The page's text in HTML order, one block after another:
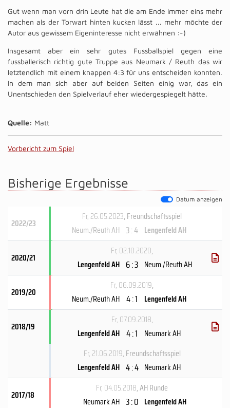
Gut wenn man vorn drin Leute hat die am Ende immer eins mehr
machen als der Torwart hinten kucken lässt ... mehr möchte der
Autor aus gewissem Eigeninteresse nicht erwähnen :-)
Insgesamt aber ein sehr gutes Fussballspiel gegen eine
fussballerisch richtig gute Truppe aus Neumark / Reuth das wir
letztendlich mit einem knappen 4:3 für uns entscheiden konnten.
In dem man sich aber auf beiden Seiten einig war, das ein
Unentschieden den Spielverlauf eher wiedergespiegelt hätte.
Quelle: Matt
Vorbericht zum Spiel
Bisherige Ergebnisse
Datum anzeigen
2022/23
Fr, 26.05.2023, Freundschaftsspiel
Neum./Reuth AH 3 : 4 Lengenfeld AH
2020/21
Fr, 02.10.2020,
Lengenfeld AH 6 : 3 Neum./Reuth AH
2019/20
Fr, 06.09.2019,
Neum./Reuth AH 4 : 1 Lengenfeld AH
2018/19
Fr, 07.09.2018,
Lengenfeld AH 4 : 1 Neumark AH
Fr, 21.06.2019, Freundschaftsspiel
Lengenfeld AH 4 : 4 Neumark AH
2017/18
Fr, 04.05.2018, AH Runde
Neumark AH 3 : 0 Lengenfeld AH